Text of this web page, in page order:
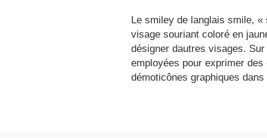
Le smiley de langlais smile,
visage souriant coloré en
désigner dautres visages.
employées pour exprimer
démoticônes graphiques